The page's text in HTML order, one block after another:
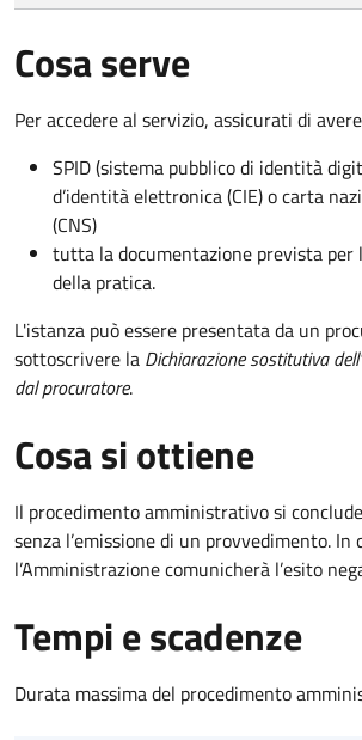
Cosa serve
Per accedere al servizio, assicurati di
SPID (sistema pubblico di identità
d’identità elettronica (CIE) o carta
(CNS)
tutta la documentazione prevista per
della pratica.
L'istanza può essere presentata da un
sottoscrivere la Dichiarazione sostitutiva
dal procuratore.
Cosa si ottiene
Il procedimento amministrativo si
senza l’emissione di un provvedimento. In
l’Amministrazione comunicherà l’esito
Tempi e scadenze
Durata massima del procedimento